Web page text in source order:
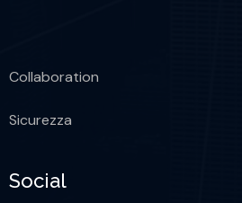
Collaboration
Sicurezza
Social